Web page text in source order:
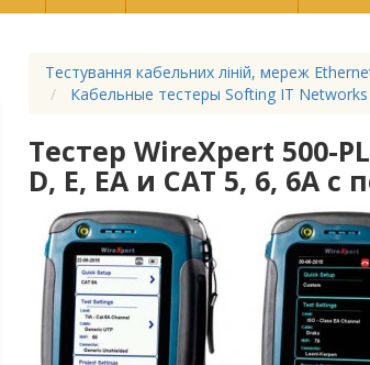
Тестування кабельних ліній, мереж
Кабельные тестеры Softing IT Networks
Тестер WireXpert 500-
D, E, EA и CAT 5, 6, 6A